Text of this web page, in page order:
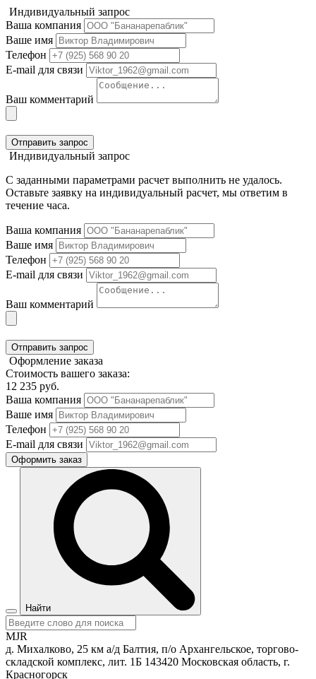
Индивидуальный запрос
Ваша компания
Ваше имя
Телефон
E-mail для связи
Ваш комментарий
Отправить запрос
Индивидуальный запрос
С заданными параметрами расчет выполнить не удалось.
Оставьте заявку на индивидуальный расчет, мы ответим в
течение часа.
Ваша компания
Ваше имя
Телефон
E-mail для связи
Ваш комментарий
Отправить запрос
Оформление заказа
Стоимость вашего заказа:
12 235 руб.
Ваша компания
Ваше имя
Телефон
E-mail для связи
Оформить заказ
Найти
MJR
д. Михалково, 25 км а/д Балтия, п/о Архангельское, торгово-
складской комплекс, лит. 1Б 143420 Московская область, г.
Красногорск